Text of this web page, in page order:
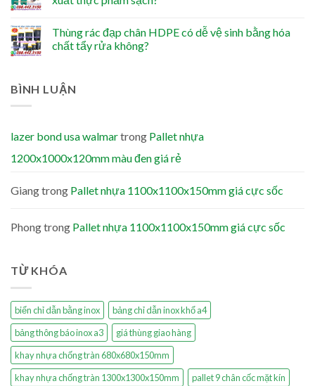
Thùng rác đạp chân HDPE có dễ vệ sinh bằng hóa
chất tẩy rửa không?
BÌNH LUẬN
lazer bond usa walmartrong Pallet nhựa
1200x1000x120mm màu đen giá rẻ
Giangtrong Pallet nhựa 1100x1100x150mm giá cực sốc
Phongtrong Pallet nhựa 1100x1100x150mm giá cực sốc
TỪ KHÓA
biển chỉ dẫn bằng inox
bảng chỉ dẫn inox khổ a4
bảng thông báo inox a3
giá thùng giao hàng
khay nhựa chống tràn 680x680x150mm
khay nhựa chống tràn 1300x1300x150mm
pallet 9 chân cốc mặt kín